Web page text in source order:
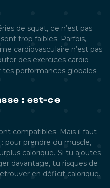
de squat, ce n’est pas
trop faibles. Parfois,
cardiovasculaire n’est pas
des exercices cardio
performances globales
: est-ce
compatibles. Mais il faut
pour prendre du muscle,
calorique. Si tu ajoutes
davantage, tu risques de
en déficit calorique.